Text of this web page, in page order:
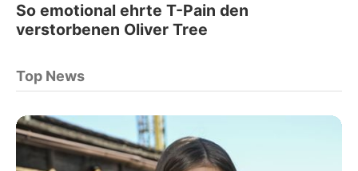
So emotional ehrte T-Pain den
verstorbenen Oliver Tree
Top News